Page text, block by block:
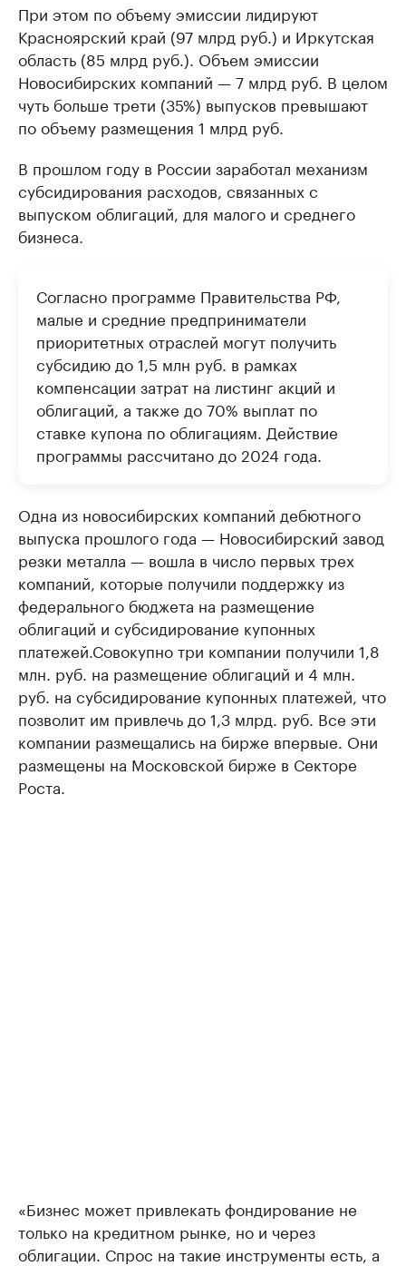
При этом по объему эмиссии лидируют
Красноярский край (97 млрд руб.) и Иркутская
область (85 млрд руб.). Объем эмиссии
Новосибирских компаний — 7 млрд руб. В целом
чуть больше трети (35%) выпусков превышают
по объему размещения 1 млрд руб.
В прошлом году в России заработал механизм
субсидирования расходов, связанных с
выпуском облигаций, для малого и среднего
бизнеса.
Согласно программе Правительства РФ,
малые и средние предприниматели
приоритетных отраслей могут получить
субсидию до 1,5 млн руб. в рамках
компенсации затрат на листинг акций и
облигаций, а также до 70% выплат по
ставке купона по облигациям. Действие
программы рассчитано до 2024 года.
Одна из новосибирских компаний дебютного
выпуска прошлого года — Новосибирский завод
резки металла — вошла в число первых трех
компаний, которые получили поддержку из
федерального бюджета на размещение
облигаций и субсидирование купонных
платежей.Совокупно три компании получили 1,8
млн. руб. на размещение облигаций и 4 млн.
руб. на субсидирование купонных платежей, что
позволит им привлечь до 1,3 млрд. руб. Все эти
компании размещались на бирже впервые. Они
размещены на Московской бирже в Секторе
Роста.
«Бизнес может привлекать фондирование не
только на кредитном рынке, но и через
облигации. Спрос на такие инструменты есть, а